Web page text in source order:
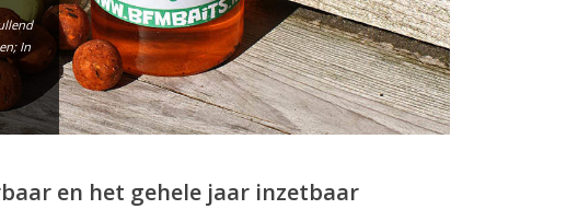
In
en het gehele jaar inzetbaar